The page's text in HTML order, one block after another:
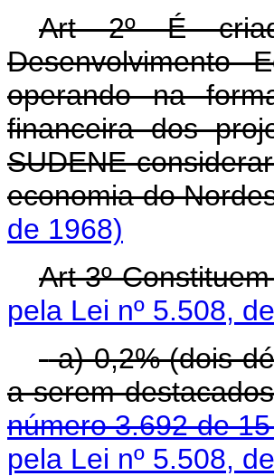
Art 2º É
Desenvolvimento
operando na
financeira dos
SUDENE
economia do
de 1968)
Art 3º
pela Lei nº 5.508,
a) 0,2% (dois
a serem
número 3.692 de
pela Lei nº 5.508,